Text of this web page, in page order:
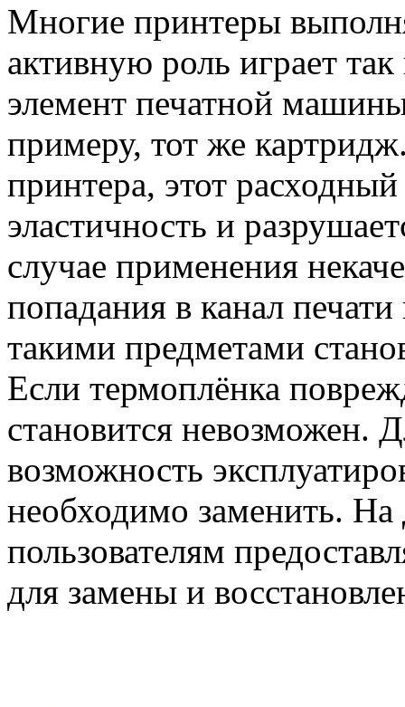
Многие принтеры
активную роль играет
элемент печатной
примеру, тот же
принтера, этот
эластичность и
случае применения
попадания в канал
такими предметами
Если термоплёнка
становится невозможен.
возможность
необходимо заменить. На
пользователям
для замены и